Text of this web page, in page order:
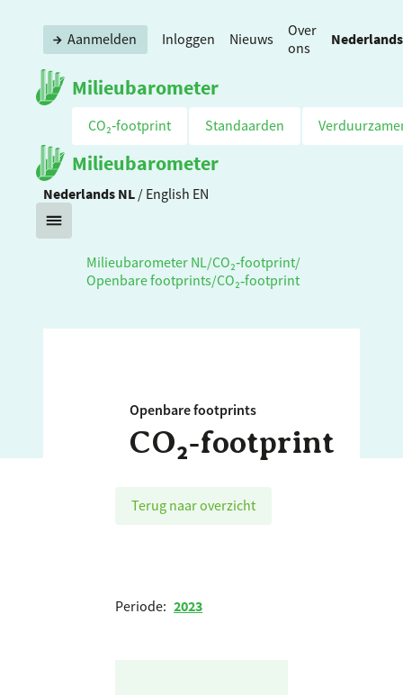
Milieubarometer
Aanmelden Inloggen Nieuws
Over
ons
Nederlands
CO₂‑footprint Standaarden
Milieubarometer
Nederlands NL / English EN
Milieubarometer NL /CO₂‑footprint/
Openbare footprints/CO₂‑footprint
Openbare footprints
CO₂‑footprint
Terug naar overzicht
Periode: 2023